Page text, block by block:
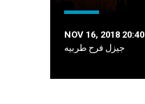
NOV 16, 2018 20:40
جيزل فرح طربيه